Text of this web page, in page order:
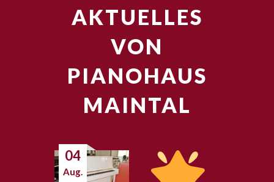
AKTUELLES
VON
PIANOHAUS
MAINTAL
04
Aug.